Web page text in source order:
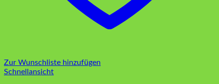
Zur Wunschliste hinzufügen
Schnellansicht